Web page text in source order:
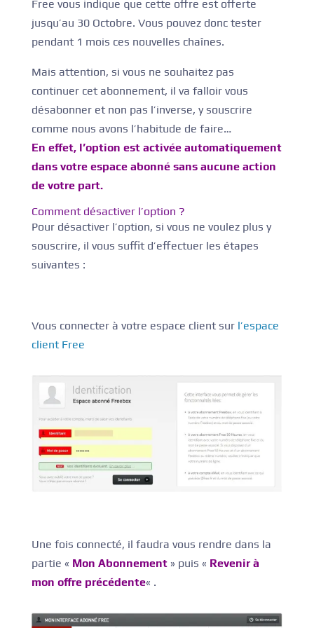
Free vous indique que cette offre est offerte
jusqu’au 30 Octobre. Vous pouvez donc tester
pendant 1 mois ces nouvelles chaînes.
Mais attention, si vous ne souhaitez pas
continuer cet abonnement, il va falloir vous
désabonner et non pas l’inverse, y souscrire
comme nous avons l’habitude de faire…
En effet, l’option est activée automatiquement
dans votre espace abonné sans aucune action
de votre part.
Comment désactiver l’option ?
Pour désactiver l’option, si vous ne voulez plus y
souscrire, il vous suffit d’effectuer les étapes
suivantes :
Vous connecter à votre espace client surl’espace
client Free
Une fois connecté, il faudra vous rendre dans la
partie « Mon Abonnement» puis « Revenir à
mon offre précédente« .